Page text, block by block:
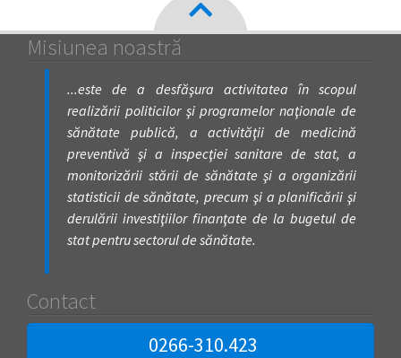
Misiunea noastră
...este de a desfăşura activitatea în scopul
realizării politicilor şi programelor naţionale de
sănătate publică, a activităţii de medicină
preventivă şi a inspecţiei sanitare de stat, a
monitorizării stării de sănătate şi a organizării
statisticii de sănătate, precum şi a planificării şi
derulării investiţiilor finanţate de la bugetul de
stat pentru sectorul de sănătate.
Contact
0266-310.423